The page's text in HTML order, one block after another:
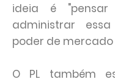
ideia é
administrar
poder de mercado
O PL também